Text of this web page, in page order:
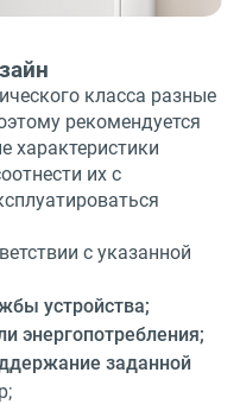
класса разные
рекомендуется
характеристики
их с
с указанной
устройства;
энергопотребления;
заданной